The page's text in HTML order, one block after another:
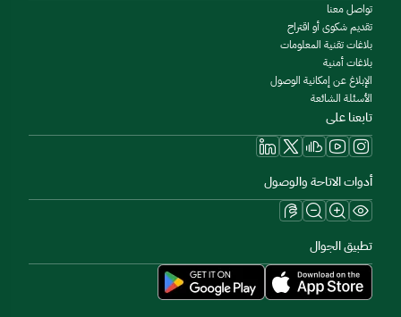
تواصل معنا
تقديم شكوى أو اقتراح
بلاغات تقنية المعلومات
بلاغات أمنية
الإبلاغ عن إمكانية الوصول
الأسئلة الشائعة
تابعنا على
أدوات الاتاحة والوصول
تطبيق الجوال